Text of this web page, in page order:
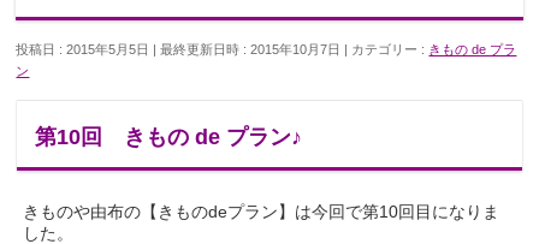
投稿日 : 2015年5月5日 最終更新日時 : 2015年10月7日 カテゴリー : きもの de プラ
ン
第10回 きもの de プラン♪
きものや由布の【きものdeプラン】は今回で第10回目になりま
した。